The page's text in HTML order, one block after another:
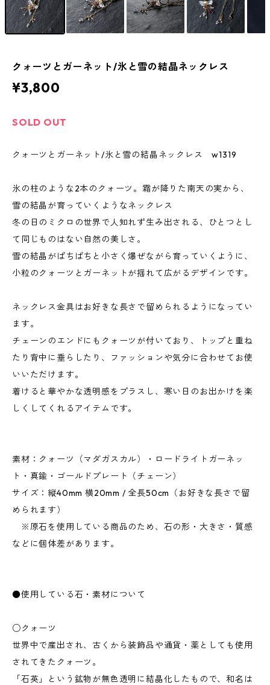
クォーツとガーネット/氷と雪の結晶ネックレス
¥3,800
SOLD OUT
クォーツとガーネット/氷と雪の結晶ネックレス w1319
氷の柱のような2本のクォーツ。霜が降りた南天の実から、
雪の結晶が育っていくようなネックレス
冬の日のミクロの世界で人知れず生み出される、ひとつとし
て同じものはない自然の美しさ。
雪の結晶がぱちぱちと小さく爆ぜながら育っていくように、
小粒のクォーツとガーネットが揺れて広がるデザインです。
ネックレス金具はお好きな長さで留められるようになってい
ます。
チェーンのエンドにもクォーツが付いており、トップと重ね
たり背中に垂らしたり、ファッションや気分に合わせてお使
いいただけます。
着けると華やかな透明感をプラスし、寒い日のお出かけを楽
しくしてくれるアイテムです。
素材：クォーツ（マダガスカル）・ロードライトガーネッ
ト・真鍮・ゴールドプレート（チェーン）
サイズ：縦40mm 横20mm / 全長50cm（お好きな長さで留
められます）
※原石を使用している商品のため、石の形・大きさ・質感
などに個体差があります。
●使用している石・素材について
○クォーツ
世界中で産出され、古くから装飾品や通貨・薬としても使用
されてきたクォーツ。
「石英」という鉱物が無色透明に結晶化したもので、和名は